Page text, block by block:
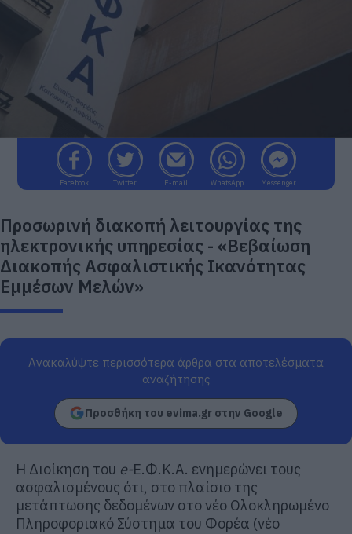
Facebook Twitter E-mail WhatsApp Messenger
Προσωρινή διακοπή λειτουργίας της
ηλεκτρονικής υπηρεσίας - «Βεβαίωση
Διακοπής Ασφαλιστικής Ικανότητας
Εμμέσων Μελών»
Ανακαλύψτε περισσότερα άρθρα στα αποτελέσματα
αναζήτησης
Προσθήκη του evima.gr στην Google
Η Διοίκηση του e-Ε.Φ.Κ.Α. ενημερώνει τους
ασφαλισμένους ότι, στο πλαίσιο της
μετάπτωσης δεδομένων στο νέο Ολοκληρωμένο
Πληροφοριακό Σύστημα του Φορέα (νέο